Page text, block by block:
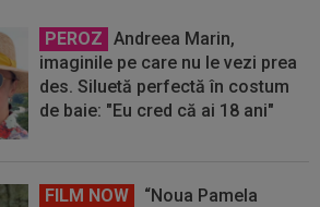
PEROZ Andreea Marin,
imaginile pe care nu le vezi prea
des. Siluetă perfectă în costum
de baie: "Eu cred că ai 18 ani"
FILM NOW
“Noua Pamela